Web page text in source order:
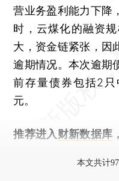
营业务盈利能力下降
时，云煤化的融资
大，资金链紧张，因
逾期情况。本次逾期
前存量债券包括2
元。
推荐进入 财新数据库
本文共计